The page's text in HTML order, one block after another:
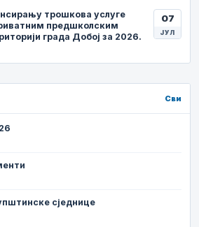
трошкова услуге
предшколским
града Добој за 2026.
07
ЈУЛ
Сви
сједнице